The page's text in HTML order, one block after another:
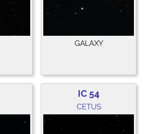
GALAXY
IC 54
CETUS